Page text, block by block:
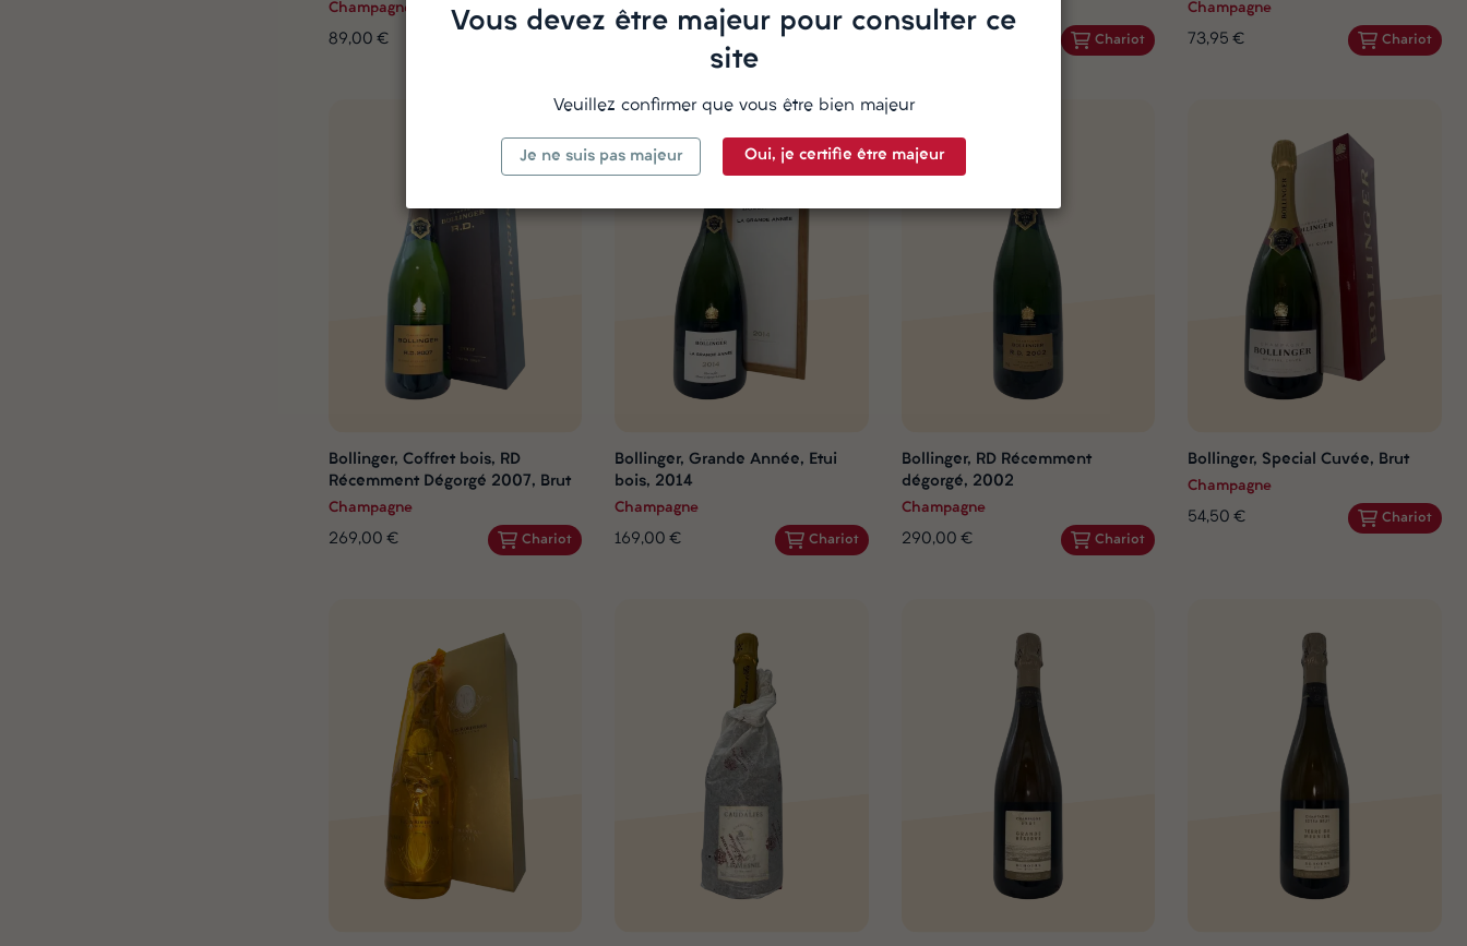
Champagne
89,00 €
Champagne Champagne
Chariot
Champagne
73,95 € Chariot
Bollinger, Coffret bois, RD
Récemment Dégorgé 2007, Brut
Champagne
269,00 € Chariot
Bollinger, Grande Année, Etui
bois, 2014
Champagne
169,00 € Chariot
Bollinger, RD Récemment
dégorgé, 2002
Champagne
290,00 € Chariot
Bollinger, Special Cuvée, Brut
Champagne
54,50 € Chariot
Vous devez être majeur pour consulter ce
site
Veuillez confirmer que vous être bien majeur
Je ne suis pas majeur Oui, je certifie être majeur